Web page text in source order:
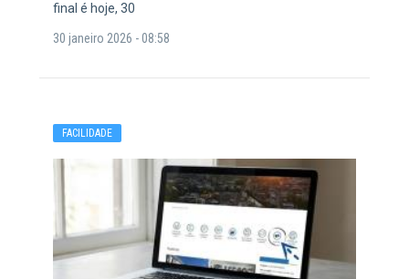
final é hoje, 30
30 janeiro 2026 - 08:58
FACILIDADE